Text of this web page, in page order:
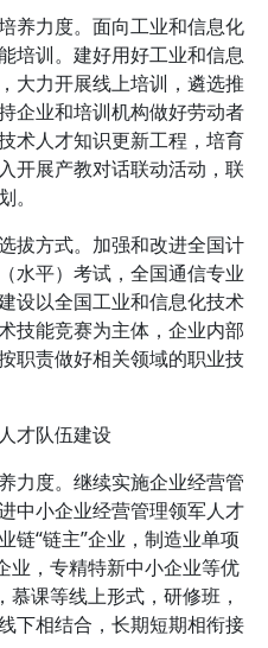
力度。面向工业和信息化
培训。建好用好工业和信息
大力开展线上培训，遴选推
企业和培训机构做好劳动者
术人才知识更新工程，培育
开展产教对话联动活动，联
方式。加强和改进全国计
水平）考试，全国通信专业
设以全国工业和信息化技术
技能竞赛为主体，企业内部
职责做好相关领域的职业技
才队伍建设
度。继续实施企业经营管
中小企业经营管理领军人才
链“链主”企业，制造业单项
业，专精特新中小企业等优
慕课等线上形式，研修班，
下相结合，长期短期相衔接